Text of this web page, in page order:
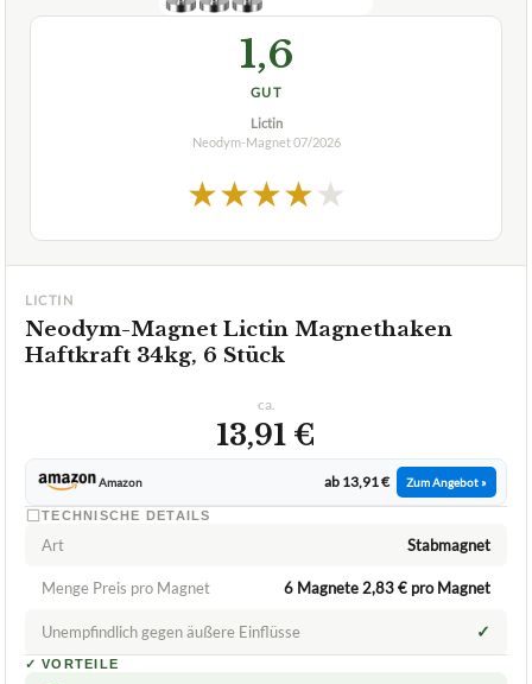
1,6
GUT
Lictin
Neodym-Magnet07/2026
★★★★★
LICTIN
Neodym-Magnet Lictin Magnethaken
Haftkraft 34kg, 6 Stück
ca.
13,91 €
Amazon ab 13,91 € Zum Angebot »
TECHNISCHE DETAILS
Art Stabmagnet
Menge Preis pro Magnet 6 Magnete 2,83 € pro Magnet
Unempfindlich gegen äußere Einflüsse ✓
✓ VORTEILE